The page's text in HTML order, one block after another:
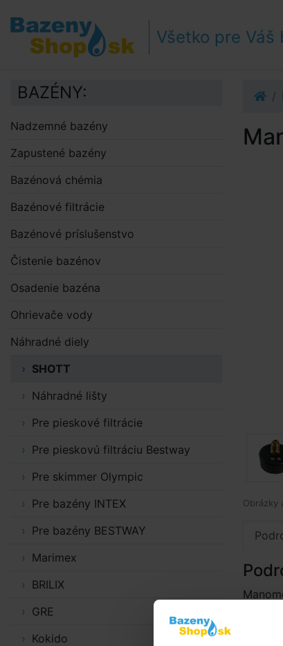
Prejsť na obsah
Prejsť k bočnému stĺpci
Klávesové skratky
Všetko pre Váš
Obrázky
BAZÉNY:
Nadzemné bazény
Zapustené bazény
Bazénová chémia
Bazénové filtrácie
Bazénové príslušenstvo
Čistenie bazénov
Osadenie bazéna
Ohrievače vody
Náhradné diely
SHOTT
Náhradné lišty
Pre pieskové filtrácie
Pre pieskovú filtráciu Bestway
Pre skimmer Olympic
Pre bazény INTEX
Pre bazény BESTWAY
Marimex
BRILIX
GRE
Kokido